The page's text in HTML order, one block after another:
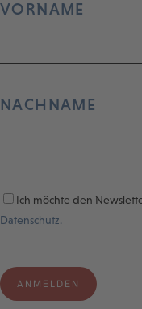
VORNAME
NACHNAME
Ich möchte den
Datenschutz.